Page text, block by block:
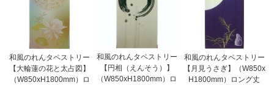
和風のれんタペストリー
【大輪蓮の花と太占図】
（W850xH1800mm）ロ
和風のれんタペストリー
【円相（えんそう）】
（W850xH1800mm）ロ
和風のれんタペストリー
【月見うさぎ】（W850x
H1800mm）ロング丈